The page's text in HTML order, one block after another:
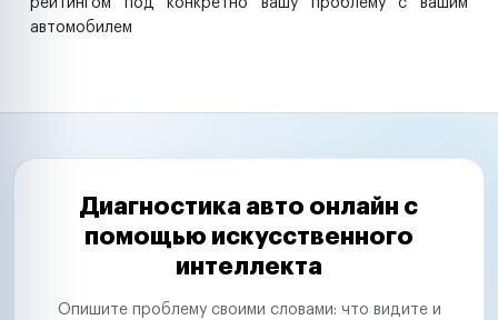
рейтингом под конкретно вашу проблему с вашим
автомобилем
Диагностика авто онлайн с
помощью искусственного
интеллекта
Опишите проблему своими словами: что видите и